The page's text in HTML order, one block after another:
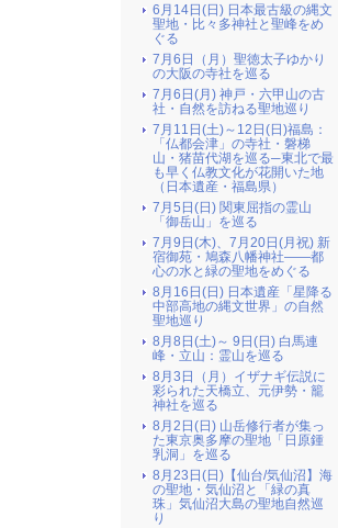
6月14日(日) 日本最古級の縄文
聖地・比々多神社と聖峰をめ
ぐる
7月6日（月）聖徳太子ゆかり
の大阪の寺社を巡る
7月6日(月) 神戸・六甲山の古
社・自然を訪ねる聖地巡り
7月11日(土)～12日(日)福島：
「仏都会津」の寺社・磐梯
山・猪苗代湖を巡る─東北で最
も早く仏教文化が花開いた地
（日本遺産・福島県）
7月5日(日) 関東屈指の霊山
「御岳山」を巡る
7月9日(木)、7月20日(月祝) 新
宿御苑・鳩森八幡神社――都
心の水と緑の聖地をめぐる
8月16日(日) 日本遺産「星降る
中部高地の縄文世界」の自然
聖地巡り
8月8日(土)～ 9日(日) 白馬連
峰・立山：霊山を巡る
8月3日（月）イザナギ伝説に
彩られた天橋立、元伊勢・籠
神社を巡る
8月2日(日) 山岳修行者が集っ
た東京奥多摩の聖地「日原鍾
乳洞」を巡る
8月23日(日)【仙台/気仙沼】海
の聖地・気仙沼と「緑の真
珠」気仙沼大島の聖地自然巡
り